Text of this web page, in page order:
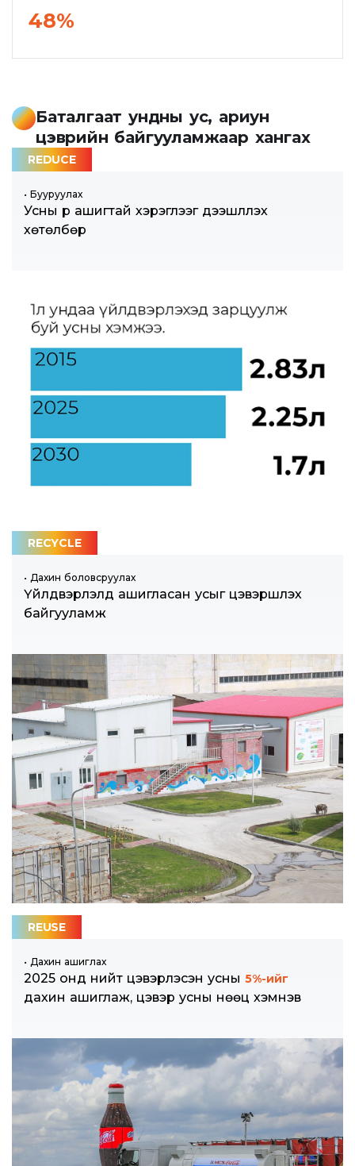
48%
Баталгаат ундны ус, ариун
цэврийн байгууламжаар хангах
REDUCE
• Бууруулах
Усны үр ашигтай хэрэглээг дээшлүүлэх
хөтөлбөр
RECYCLE
• Дахин боловсруулах
Үйлдвэрлэлд ашигласан усыг цэвэршүүлэх
байгууламж
REUSE
• Дахин ашиглах
2025 онд нийт цэвэрлэсэн усны 5%-ийг
дахин ашиглаж, цэвэр усны нөөц хэмнэв